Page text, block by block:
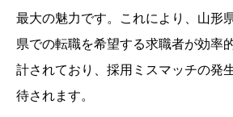
最大の魅力です。これにより、山形
県での転職を希望する求職者が効率
計されており、採用ミスマッチの発
待されます。